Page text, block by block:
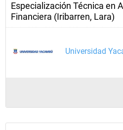
Especialización Técnica en
Financiera (Iribarren, Lara)
Universidad